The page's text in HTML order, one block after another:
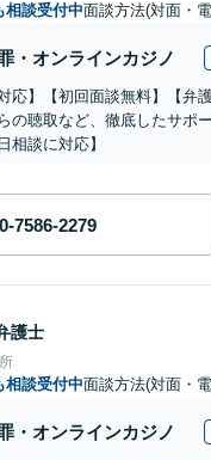
相談受付中面談方法(対面・
・オンラインカジノ
応】【初回面談無料】【
の聴取など、徹底したサポ
相談に対応】
護士
相談受付中面談方法(対面・
・オンラインカジノ